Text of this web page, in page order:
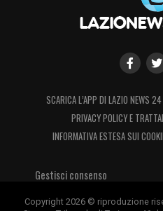
SCARICA L’APP DI LAZIO NEWS 24
PRIVACY POLICY E
INFORMATIVA ESTESA SUI
Gestisci consenso
Copyright 2026 © riproduzione